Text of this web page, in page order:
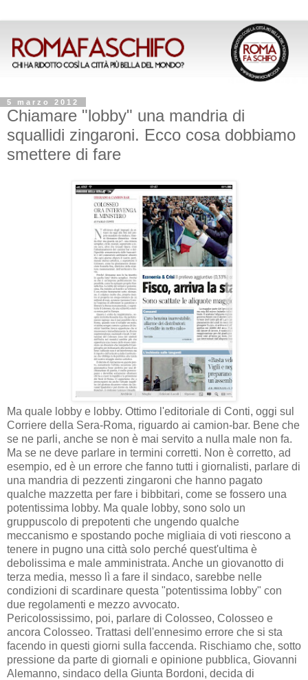
5 marzo 2012
Chiamare "lobby" una mandria di
squallidi zingaroni. Ecco cosa dobbiamo
smettere di fare
Ma quale lobby e lobby. Ottimo l'editoriale di Conti, oggi sul
Corriere della Sera-Roma, riguardo ai camion-bar. Bene che
se ne parli, anche se non è mai servito a nulla male non fa.
Ma se ne deve parlare in termini corretti. Non è corretto, ad
esempio, ed è un errore che fanno tutti i giornalisti, parlare di
una mandria di pezzenti zingaroni che hanno pagato
qualche mazzetta per fare i bibbitari, come se fossero una
potentissima lobby. Ma quale lobby, sono solo un
gruppuscolo di prepotenti che ungendo qualche
meccanismo e spostando poche migliaia di voti riescono a
tenere in pugno una città solo perché quest'ultima è
debolissima e male amministrata. Anche un giovanotto di
terza media, messo lì a fare il sindaco, sarebbe nelle
condizioni di scardinare questa "potentissima lobby" con
due regolamenti e mezzo avvocato.
Pericolossissimo, poi, parlare di Colosseo, Colosseo e
ancora Colosseo. Trattasi dell'ennesimo errore che si sta
facendo in questi giorni sulla faccenda. Rischiamo che, sotto
pressione da parte di giornali e opinione pubblica, Giovanni
Alemanno, sindaco della Giunta Bordoni, decida di